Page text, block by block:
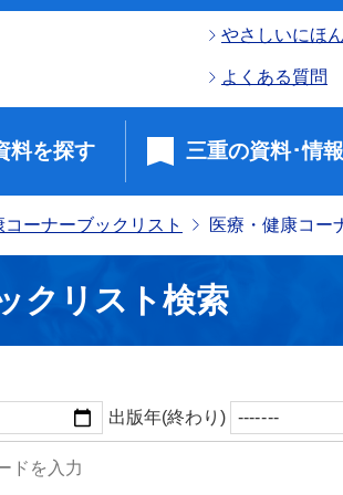
やさしいにほ
よくある質問
料を探す 三重の資料･情報
コーナーブックリスト 医療・健康コー
クリスト検索
出版年(終わり)